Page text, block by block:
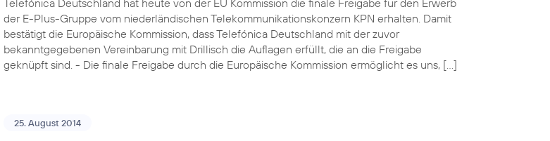
Telefónica Deutschland hat heute von der EU Kommission die finale Freigabe für den Erwerb
der E-Plus-Gruppe vom niederländischen Telekommunikationskonzern KPN erhalten. Damit
bestätigt die Europäische Kommission, dass Telefónica Deutschland mit der zuvor
bekanntgegebenen Vereinbarung mit Drillisch die Auflagen erfüllt, die an die Freigabe
geknüpft sind. - Die finale Freigabe durch die Europäische Kommission ermöglicht es uns, […]
25. August 2014